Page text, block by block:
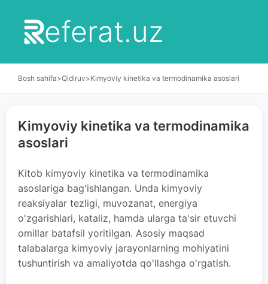
eferat.uz
Bosh sahifa>Qidiruv>Kimyoviy kinetika va termodinamika asoslari
Kimyoviy kinetika va termodinamika
asoslari
Kitob kimyoviy kinetika va termodinamika
asoslariga bag'ishlangan. Unda kimyoviy
reaksiyalar tezligi, muvozanat, energiya
o'zgarishlari, kataliz, hamda ularga ta'sir etuvchi
omillar batafsil yoritilgan. Asosiy maqsad
talabalarga kimyoviy jarayonlarning mohiyatini
tushuntirish va amaliyotda qo'llashga o'rgatish.